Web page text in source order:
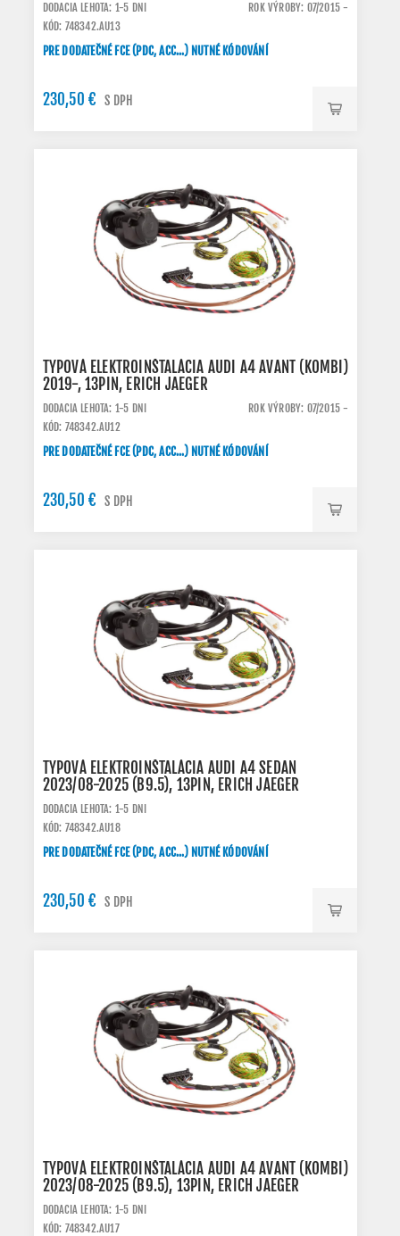
DODACIA LEHOTA: 1-5 DNI
ROK VÝROBY: 07/2015 -
KÓD: 748342.AU13
PRE DODATEČNÉ FCE (PDC, ACC...) NUTNÉ KÓDOVÁNÍ
230,50 € S DPH
TYPOVÁ ELEKTROINŠTALÁCIA AUDI A4 AVANT (KOMBI)
2019-, 13PIN, ERICH JAEGER
DODACIA LEHOTA: 1-5 DNI
ROK VÝROBY: 07/2015 -
KÓD: 748342.AU12
PRE DODATEČNÉ FCE (PDC, ACC...) NUTNÉ KÓDOVÁNÍ
230,50 € S DPH
TYPOVÁ ELEKTROINŠTALÁCIA AUDI A4 SEDAN
2023/08-2025 (B9.5), 13PIN, ERICH JAEGER
DODACIA LEHOTA: 1-5 DNI
KÓD: 748342.AU18
PRE DODATEČNÉ FCE (PDC, ACC...) NUTNÉ KÓDOVÁNÍ
230,50 € S DPH
TYPOVÁ ELEKTROINŠTALÁCIA AUDI A4 AVANT (KOMBI)
2023/08-2025 (B9.5), 13PIN, ERICH JAEGER
DODACIA LEHOTA: 1-5 DNI
KÓD: 748342.AU17